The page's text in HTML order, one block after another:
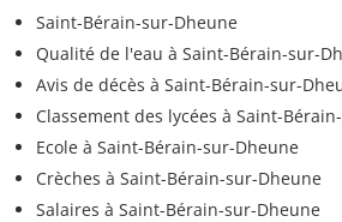
Saint-Bérain-sur-Dheune
Qualité de l'eau à Saint-Bérain-sur-
Avis de décès à Saint-Bérain-sur-
Classement des lycées à Saint-
Ecole à Saint-Bérain-sur-Dheune
Crèches à Saint-Bérain-sur-Dheune
Salaires à Saint-Bérain-sur-Dheune